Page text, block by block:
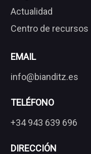
Actualidad
Centro de recursos
EMAIL
info@bianditz.es
TELÉFONO
+34 943 639 696
DIRECCIÓN